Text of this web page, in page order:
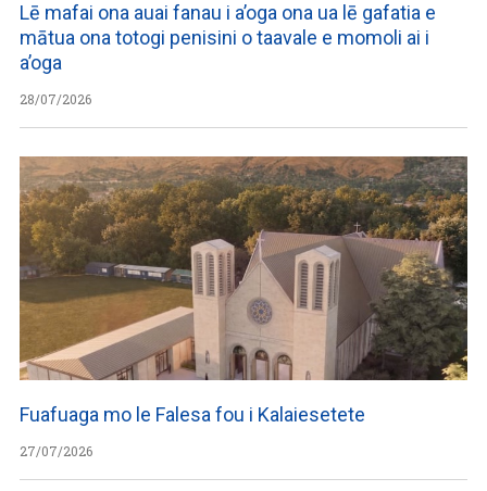
Lē mafai ona auai fanau i a’oga ona ua lē gafatia e
mātua ona totogi penisini o taavale e momoli ai i
a’oga
28/07/2026
Fuafuaga mo le Falesa fou i Kalaiesetete
27/07/2026